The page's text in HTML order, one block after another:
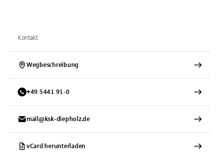
Kontakt
Wegbeschreibung
+49 5441 91-0
mail@ksk-diepholz.de
vCard herunterladen